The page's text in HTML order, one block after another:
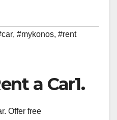
, #mykonos, #rent
a Car1.
Offer free